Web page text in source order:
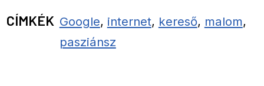
CÍMKÉK Google, internet, kereső, malom,
pasziánsz